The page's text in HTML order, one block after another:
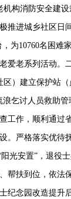
机构消防安全建
推进城乡社区日
，为10760名困难
爱老系列活动。
区）建立保护站
乞讨人员救助管
工作，顺利通过
。严格落实优待
阳光安置”，退役
帮扶到位，依法
纪念园改造提升